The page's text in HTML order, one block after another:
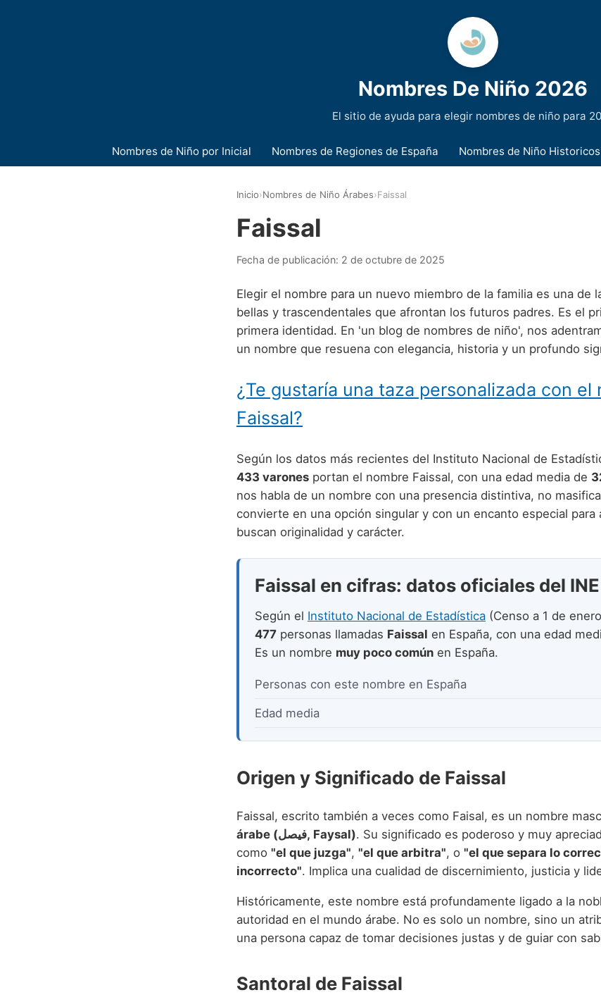
Nombres De Niño 2026
El sitio de ayuda para elegir nombres de niño para
Nombres de Niño por Inicial Nombres de Regiones de España Nombres de Niño Historicos
Inicio›Nombres de Niño Árabes›Faissal
Faissal
Fecha de publicación: 2 de octubre de 2025
Elegir el nombre para un nuevo miembro de la familia es una de
bellas y trascendentales que afrontan los futuros padres. Es el
primera identidad. En 'un blog de nombres de niño', nos
un nombre que resuena con elegancia, historia y un profundo
¿Te gustaría una taza personalizada con el
Faissal?
Según los datos más recientes del Instituto Nacional de
433 varones portan el nombre Faissal, con una edad media de
nos habla de un nombre con una presencia distintiva, no
convierte en una opción singular y con un encanto especial para
buscan originalidad y carácter.
Faissal en cifras: datos oficiales del INE
Según el Instituto Nacional de Estadística (Censo a 1 de
477 personas llamadas Faissal en España, con una edad
Es un nombre muy poco común en España.
Personas con este nombre en España
Edad media
Origen y Significado de Faissal
Faissal, escrito también a veces como Faisal, es un nombre
árabe (فيصل, Faysal). Su significado es poderoso y muy
como "el que juzga", "el que arbitra", o "el que separa lo
incorrecto". Implica una cualidad de discernimiento, justicia y
Históricamente, este nombre está profundamente ligado a la
autoridad en el mundo árabe. No es solo un nombre, sino un
una persona capaz de tomar decisiones justas y de guiar con
Santoral de Faissal